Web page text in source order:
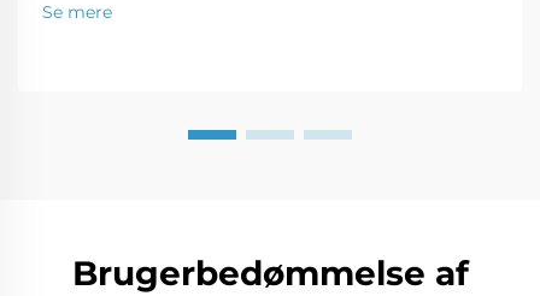
forretningsinvestering...
Se mere
Brugerbedømmelse af